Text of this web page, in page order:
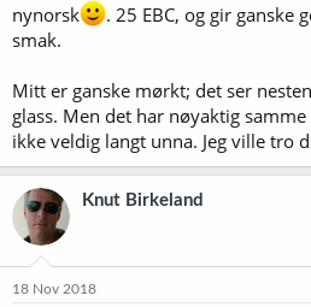
nynorsk
. 25 EBC, og gir ganske
smak.
Mitt er ganske mørkt; det ser
glass. Men det har nøyaktig
ikke veldig langt unna. Jeg ville tro
Knut Birkeland
18 Nov 2018